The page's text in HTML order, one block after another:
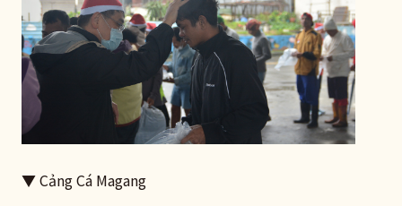
▼ Cảng Cá Magang